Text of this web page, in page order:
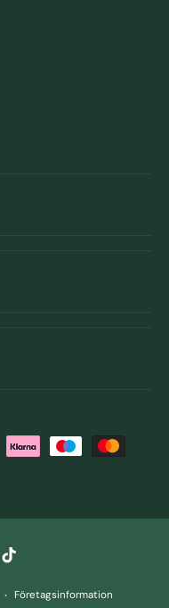
Företagsinformation
T